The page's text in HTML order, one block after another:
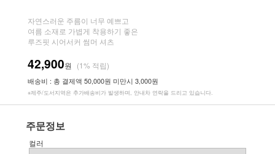
자연스러운 주름이 너무 예쁘고
여름 소재로 가볍게 착용하기 좋은
루즈핏 시어서커 썸머 셔츠
42,900원 (1% 적립)
배송비 : 총 결제액 50,000원 미만시 3,000원
※제주/도서지역은 추가배송비가 발생하며, 안내차 연락을 드리고 있습니다.
주문정보
컬러